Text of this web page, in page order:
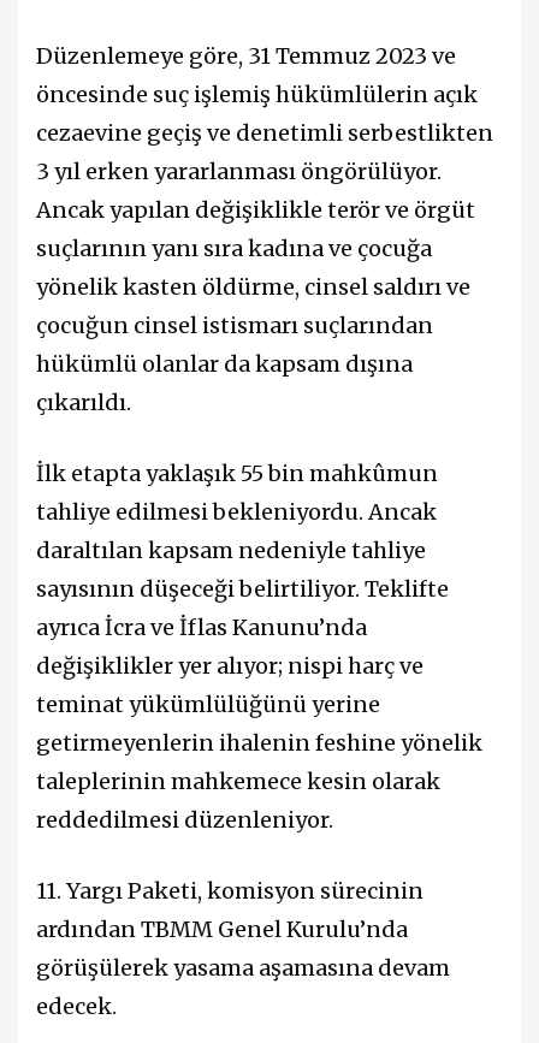
Düzenlemeye göre, 31 Temmuz 2023 ve
öncesinde suç işlemiş hükümlülerin açık
cezaevine geçiş ve denetimli serbestlikten
3 yıl erken yararlanması öngörülüyor.
Ancak yapılan değişiklikle terör ve örgüt
suçlarının yanı sıra kadına ve çocuğa
yönelik kasten öldürme, cinsel saldırı ve
çocuğun cinsel istismarı suçlarından
hükümlü olanlar da kapsam dışına
çıkarıldı.
İlk etapta yaklaşık 55 bin mahkûmun
tahliye edilmesi bekleniyordu. Ancak
daraltılan kapsam nedeniyle tahliye
sayısının düşeceği belirtiliyor. Teklifte
ayrıca İcra ve İflas Kanunu’nda
değişiklikler yer alıyor; nispi harç ve
teminat yükümlülüğünü yerine
getirmeyenlerin ihalenin feshine yönelik
taleplerinin mahkemece kesin olarak
reddedilmesi düzenleniyor.
11. Yargı Paketi, komisyon sürecinin
ardından TBMM Genel Kurulu’nda
görüşülerek yasama aşamasına devam
edecek.